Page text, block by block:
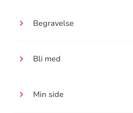
Begravelse
Bli med
Min side